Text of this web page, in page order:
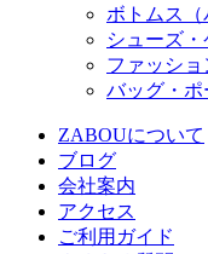
ボトムス（
シューズ
ファッショ
バッグ・ポ
ZABOUについて
ブログ
会社案内
アクセス
ご利用ガイド